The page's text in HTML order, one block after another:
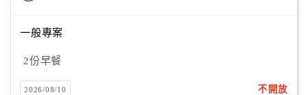
Q&A
一般專案
2份早餐
2026/08/10 不開放